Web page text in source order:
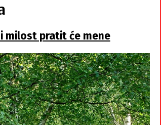
milost pratit će mene